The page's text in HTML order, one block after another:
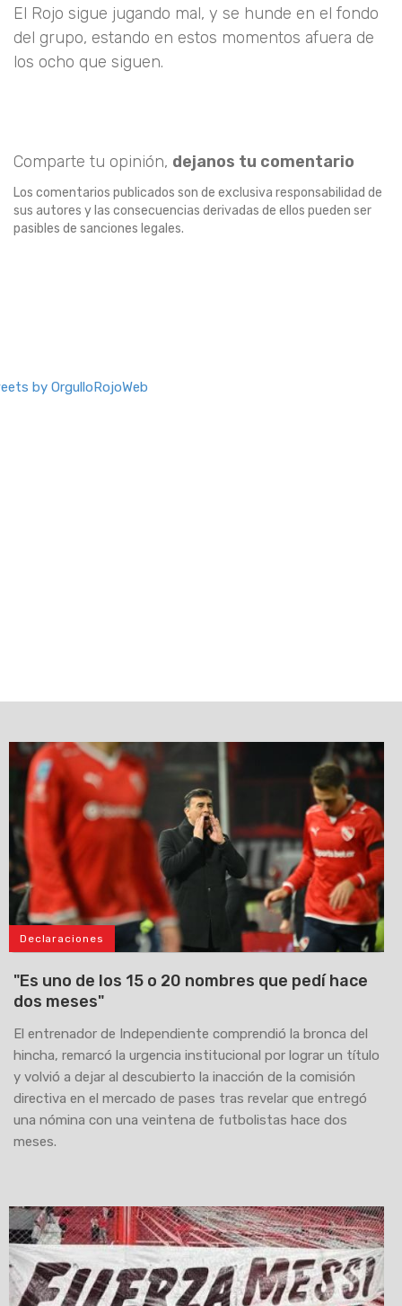
El Rojo sigue jugando mal, y se hunde en el fondo
del grupo, estando en estos momentos afuera de
los ocho que siguen.
Comparte tu opinión, dejanos tu comentario
Los comentarios publicados son de exclusiva responsabilidad de
sus autores y las consecuencias derivadas de ellos pueden ser
pasibles de sanciones legales.
by OrgulloRojoWeb
Declaraciones
"Es uno de los 15 o 20 nombres que pedí hace
dos meses"
El entrenador de Independiente comprendió la bronca del
hincha, remarcó la urgencia institucional por lograr un título
y volvió a dejar al descubierto la inacción de la comisión
directiva en el mercado de pases tras revelar que entregó
una nómina con una veintena de futbolistas hace dos
meses.